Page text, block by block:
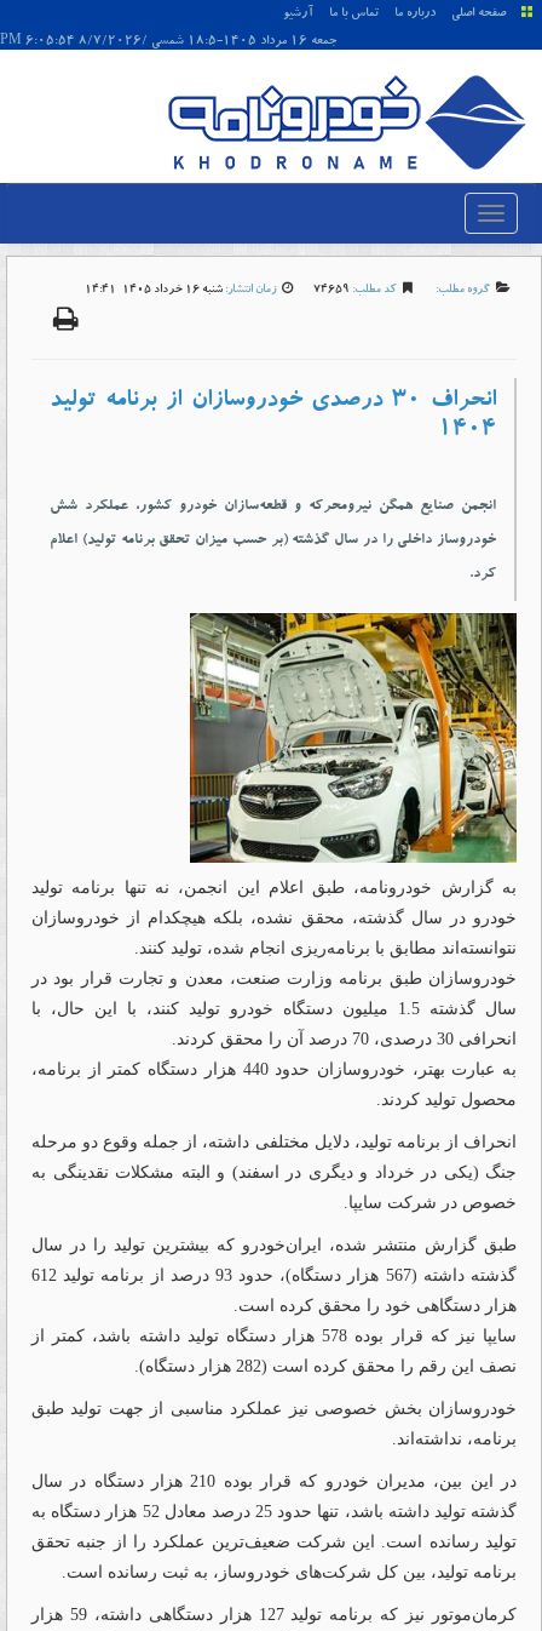
صفحه اصلی درباره ما تماس با ما
آرشیو
جمعه 16 مرداد 1405-18:5 شمسی /8/7/2026 6:05:54 PM
گروه مطلب: کد مطلب: 74659 زمان انتشار: شنبه 16 خرداد 1405-14:41
انحراف 30 درصدی خودروسازان از برنامه تولید
1404
انجمن صنایع همگن نیرومحرکه و قطعه‌سازان خودرو کشور، عملکرد شش
خودروساز داخلی را در سال گذشته (بر حسب میزان تحقق برنامه تولید) اعلام
کرد.
به گزارش خودرونامه، طبق اعلام این انجمن، نه تنها برنامه تولید
خودرو در سال گذشته، محقق نشده، بلکه هیچکدام از خودروسازان
نتوانسته‌اند مطابق با برنامه‌ریزی انجام شده، تولید کنند.
خودروسازان طبق برنامه وزارت صنعت، معدن و تجارت قرار بود در
سال گذشته 1.5 میلیون دستگاه خودرو تولید کنند، با این حال، با
انحرافی 30 درصدی، 70 درصد آن را محقق کردند.
به عبارت بهتر، خودروسازان حدود 440 هزار دستگاه کمتر از برنامه،
محصول تولید کردند.
انحراف از برنامه تولید، دلایل مختلفی داشته، از جمله وقوع دو مرحله
جنگ (یکی در خرداد و دیگری در اسفند) و البته مشکلات نقدینگی به
خصوص در شرکت سایپا.
طبق گزارش منتشر شده، ایران‌خودرو که بیشترین تولید را در سال
گذشته داشته (567 هزار دستگاه)، حدود 93 درصد از برنامه تولید 612
هزار دستگاهی خود را محقق کرده است.
سایپا نیز که قرار بوده 578 هزار دستگاه تولید داشته باشد، کمتر از
نصف این رقم را محقق کرده است (282 هزار دستگاه).
خودروسازان بخش خصوصی نیز عملکرد مناسبی از جهت تولید طبق
برنامه، نداشته‌اند.
در این بین، مدیران خودرو که قرار بوده 210 هزار دستگاه در سال
گذشته تولید داشته باشد، تنها حدود 25 درصد معادل 52 هزار دستگاه به
تولید رسانده است. این شرکت ضعیف‌ترین عملکرد را از جنبه تحقق
برنامه تولید، بین کل شرکت‌های خودروساز، به ثبت رسانده است.
کرمان‌موتور نیز که برنامه تولید 127 هزار دستگاهی داشته، 59 هزار